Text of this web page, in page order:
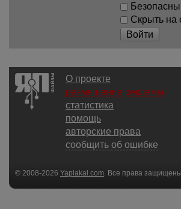
Скрыть на
Войти
О проекте
размещение рекламы
статистика
помощь
авторские права
сообщить об ошибке
© 2008-2026 Yaplakal.com . Все права
соглашения.